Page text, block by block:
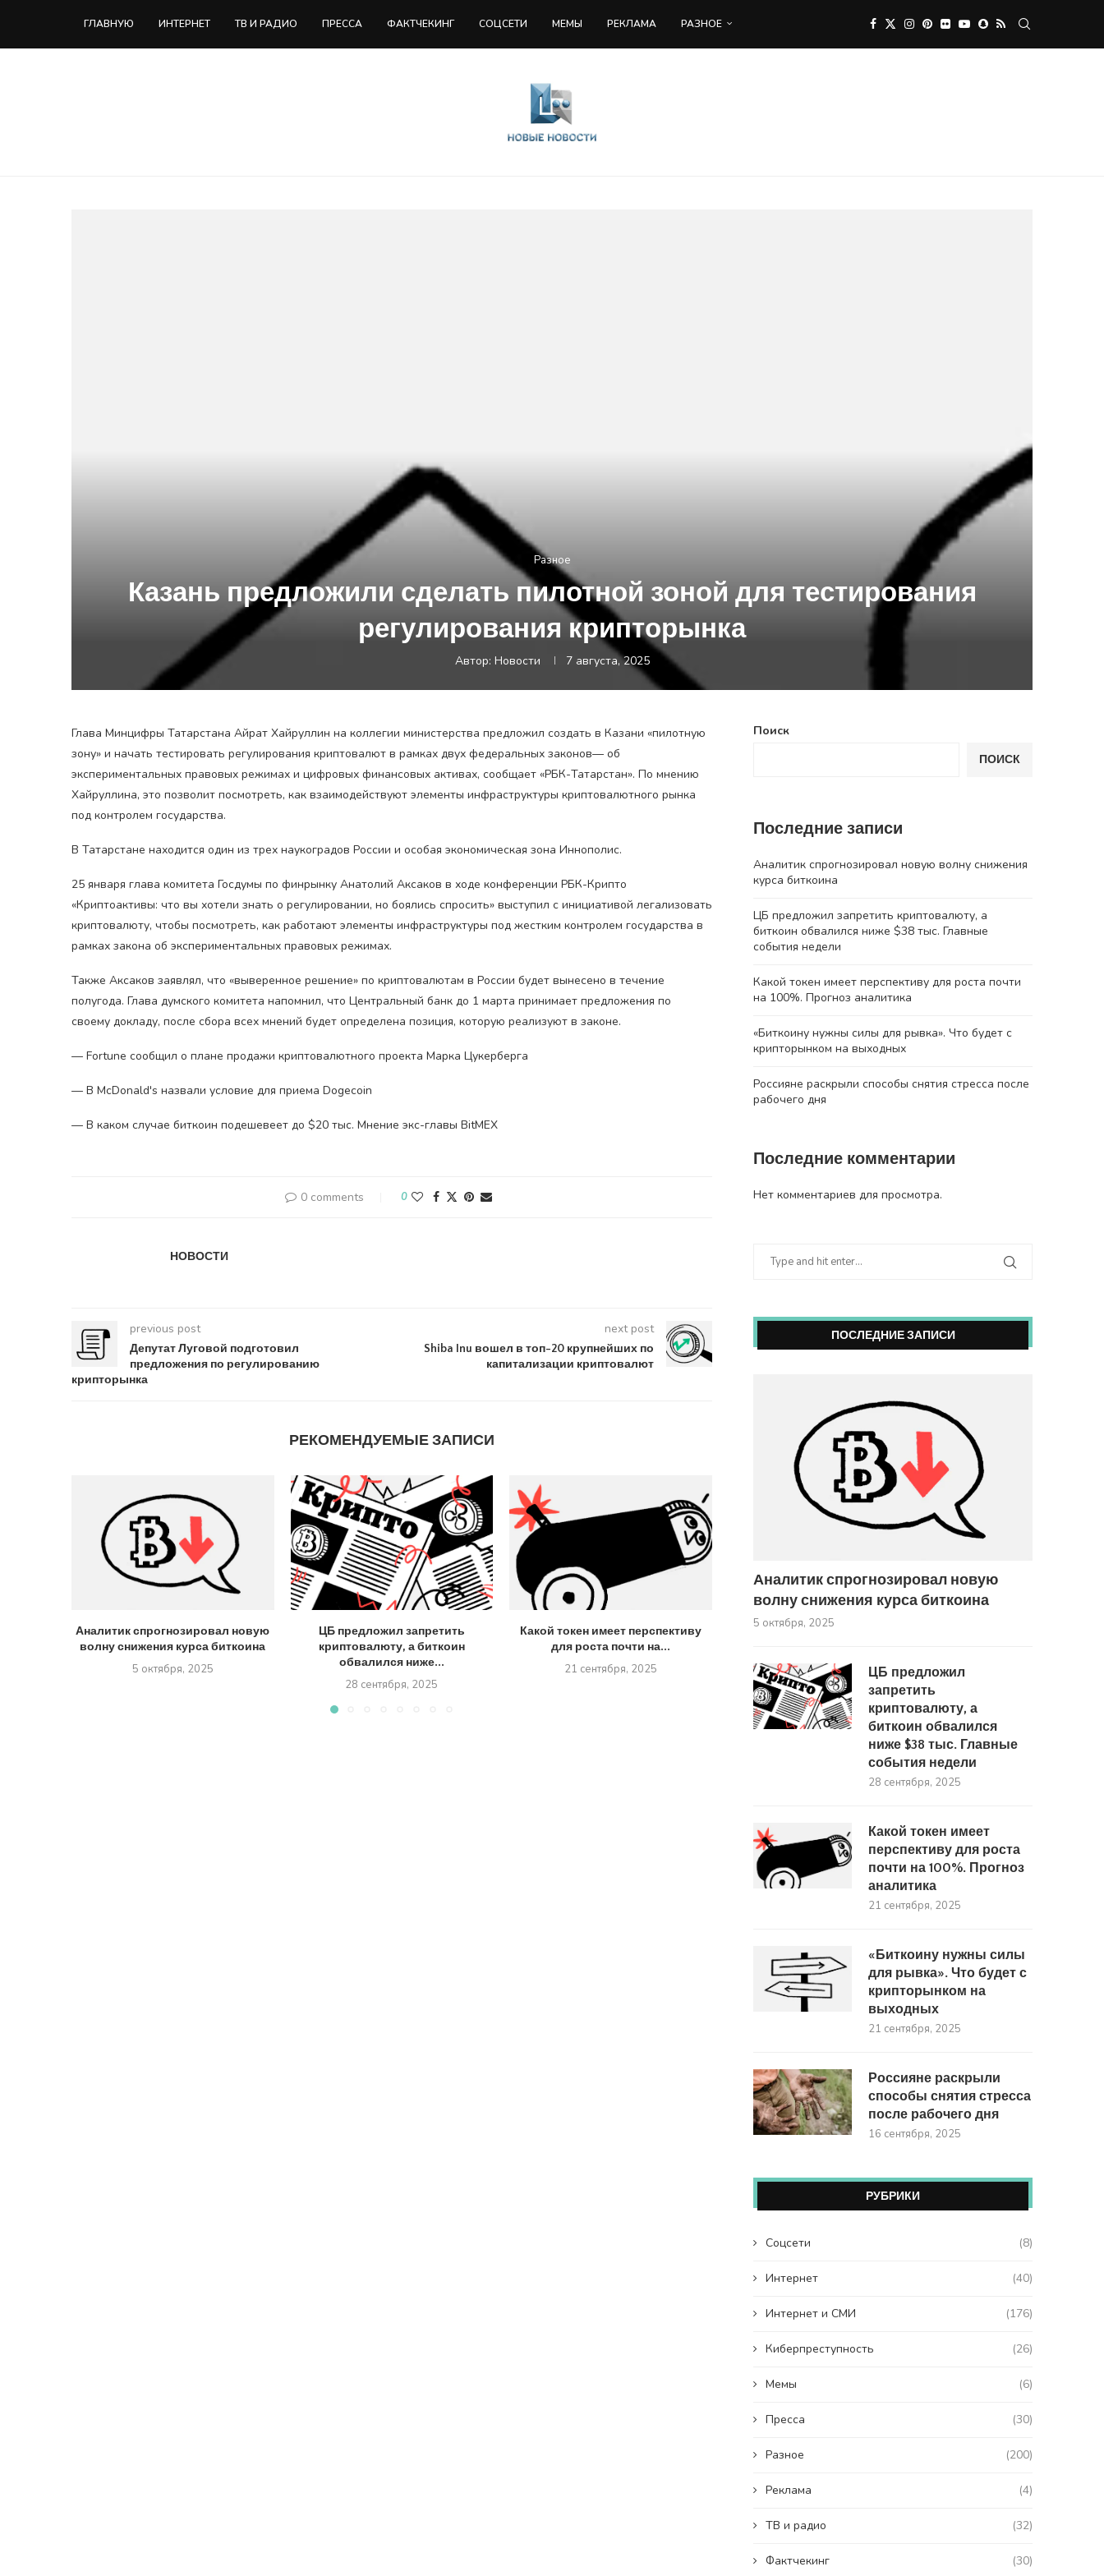
ГЛАВНУЮ ИНТЕРНЕТ ТВ И РАДИО ПРЕССА ФАКТЧЕКИНГ COЦСЕТИ МЕМЫ РЕКЛАМА РАЗНОЕ
Разное
Казань предложили сделать пилотной зоной для тестирования
регулирования крипторынка
Автор: Новости 7 августа, 2025
Глава Минцифры Татарстана Айрат Хайруллин на коллегии министерства предложил создать в Казани «пилотную
зону» и начать тестировать регулирования криптовалют в рамках двух федеральных законов— об
экспериментальных правовых режимах и цифровых финансовых активах, сообщает «РБК-Татарстан». По мнению
Хайруллина, это позволит посмотреть, как взаимодействуют элементы инфраструктуры криптовалютного рынка
под контролем государства.
В Татарстане находится один из трех наукоградов России и особая экономическая зона Иннополис.
25 января глава комитета Госдумы по финрынку Анатолий Аксаков в ходе конференции РБК-Крипто
«Криптоактивы: что вы хотели знать о регулировании, но боялись спросить» выступил с инициативой легализовать
криптовалюту, чтобы посмотреть, как работают элементы инфраструктуры под жестким контролем государства в
рамках закона об экспериментальных правовых режимах.
Также Аксаков заявлял, что «выверенное решение» по криптовалютам в России будет вынесено в течение
полугода. Глава думского комитета напомнил, что Центральный банк до 1 марта принимает предложения по
своему докладу, после сбора всех мнений будет определена позиция, которую реализуют в законе.
— Fortune сообщил о плане продажи криптовалютного проекта Марка Цукерберга
— В McDonald's назвали условие для приема Dogecoin
— В каком случае биткоин подешевеет до $20 тыс. Мнение экс-главы BitMEX
0 comments 0
НОВОСТИ
previous post
Депутат Луговой подготовил
предложения по регулированию
крипторынка
next post
Shiba Inu вошел в топ-20 крупнейших по
капитализации криптовалют
РЕКОМЕНДУЕМЫЕ ЗАПИСИ
Аналитик спрогнозировал новую
волну снижения курса биткоина
5 октября, 2025
ЦБ предложил запретить
криптовалюту, а биткоин
обвалился ниже...
28 сентября, 2025
Какой токен имеет перспективу
для роста почти на...
21 сентября, 2025
«Биткоину нужны силы для
21 сентября, 2025
Поиск
ПОИСК
Последние записи
Аналитик спрогнозировал новую волну снижения
курса биткоина
ЦБ предложил запретить криптовалюту, а
биткоин обвалился ниже $38 тыс. Главные
события недели
Какой токен имеет перспективу для роста почти
на 100%. Прогноз аналитика
«Биткоину нужны силы для рывка». Что будет с
крипторынком на выходных
Россияне раскрыли способы снятия стресса после
рабочего дня
Последние комментарии
Нет комментариев для просмотра.
ПОСЛЕДНИЕ ЗАПИСИ
Аналитик спрогнозировал новую
волну снижения курса биткоина
5 октября, 2025
ЦБ предложил
запретить
криптовалюту, а
биткоин обвалился
ниже $38 тыс. Главные
события недели
28 сентября, 2025
Какой токен имеет
перспективу для роста
почти на 100%. Прогноз
аналитика
21 сентября, 2025
«Биткоину нужны силы
для рывка». Что будет с
крипторынком на
выходных
21 сентября, 2025
Россияне раскрыли
способы снятия стресса
после рабочего дня
16 сентября, 2025
РУБРИКИ
Coцсети (8)
Интернет (40)
Интернет и СМИ (176)
Киберпреступность (26)
Мемы (6)
Пресса (30)
Разное (200)
Реклама (4)
ТВ и радио (32)
Фактчекинг (30)